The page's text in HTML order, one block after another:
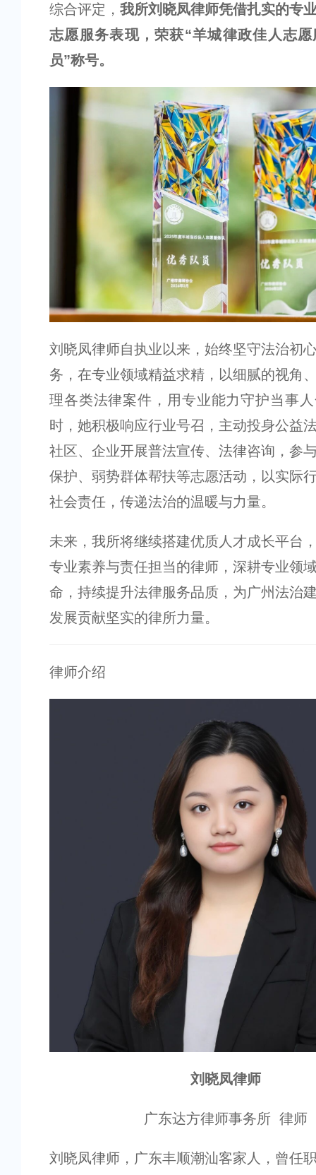
综合评定， 我所刘晓凤律师凭借扎实的专
志愿服务表现，荣获“羊城律政佳人志
员”称号。
刘晓凤律师自执业以来，始终坚守法治初
务，在专业领域精益求精，以细腻的视角
理各类法律案件，用专业能力守护当事
时，她积极响应行业号召，主动投身公益
社区、企业开展普法宣传、法律咨询，参
保护、弱势群体帮扶等志愿活动，以实际
社会责任，传递法治的温暖与力量。
未来，我所将继续搭建优质人才成长平台
专业素养与责任担当的律师，深耕专业领
命，持续提升法律服务品质，为广州法治
发展贡献坚实的律所力量。
律师介绍
刘晓凤律师
广东达方律师事务所 律师
刘晓凤律师，广东丰顺潮汕客家人，曾任